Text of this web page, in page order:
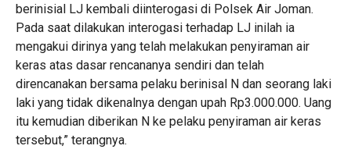
berinisial LJ kembali diinterogasi di Polsek Air Joman.
Pada saat dilakukan interogasi terhadap LJ inilah ia
mengakui dirinya yang telah melakukan penyiraman air
keras atas dasar rencananya sendiri dan telah
direncanakan bersama pelaku berinisal N dan seorang laki
laki yang tidak dikenalnya dengan upah Rp3.000.000. Uang
itu kemudian diberikan N ke pelaku penyiraman air keras
tersebut,” terangnya.